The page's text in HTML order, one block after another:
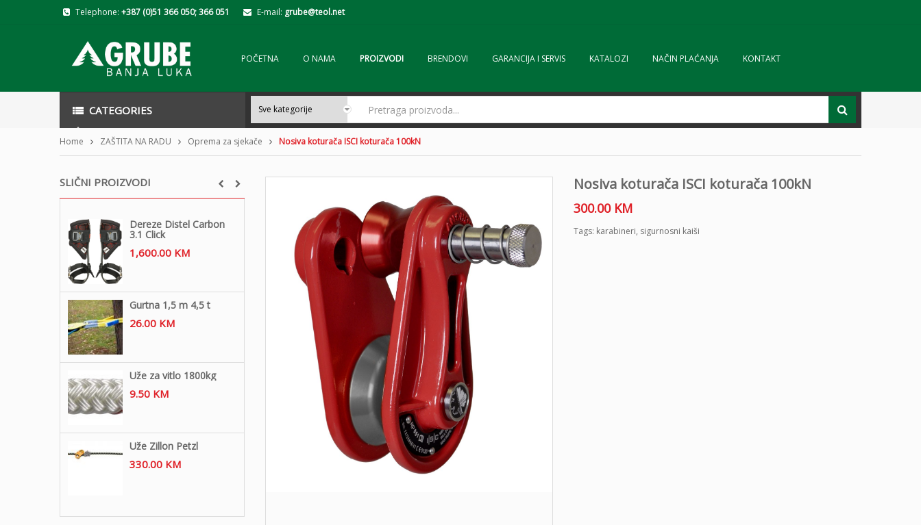
Telephone: +387 (0)51 366 050; 366 051 E-mail: grube@teol.net
POČETNA O NAMA PROIZVODI BRENDOVI GARANCIJA I SERVIS KATALOZI NAČIN PLAĆANJA KONTAKT
CATEGORIES
Home ZAŠTITA NA RADU Oprema za sjekače Nosiva koturača ISCI koturača 100kN
SLIČNI PROIZVODI
Dereze Distel Carbon
3.1 Click
1,600.00 KM
Gurtna 1,5 m 4,5 t
26.00 KM
Uže za vitlo 1800kg
9.50 KM
Uže Zillon Petzl
330.00 KM
Nosiva koturača ISCI koturača 100kN
300.00 KM
Tags: karabineri, sigurnosni kaiši